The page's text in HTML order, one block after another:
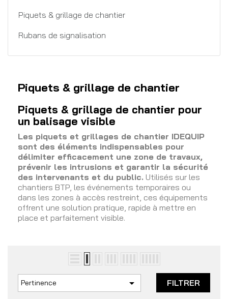
Piquets & grillage de chantier
Rubans de signalisation
Piquets & grillage de chantier
Piquets & grillage de chantier pour
un balisage visible
Les piquets et grillages de chantier IDEQUIP
sont des éléments indispensables pour
délimiter efficacement une zone de travaux,
prévenir les intrusions et garantir la sécurité
des intervenants et du public. Utilisés sur les
chantiers BTP, les événements temporaires ou
dans les zones à accès restreint, ces équipements
offrent une solution pratique, rapide à mettre en
place et parfaitement visible.
Pertinence  FILTRER